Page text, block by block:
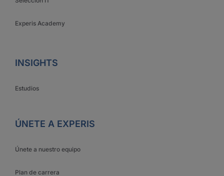
Experis Academy
INSIGHTS
Estudios
ÚNETE A EXPERIS
Únete a nuestro equipo
Plan de carrera